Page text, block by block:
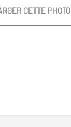
CETTE PHOTO